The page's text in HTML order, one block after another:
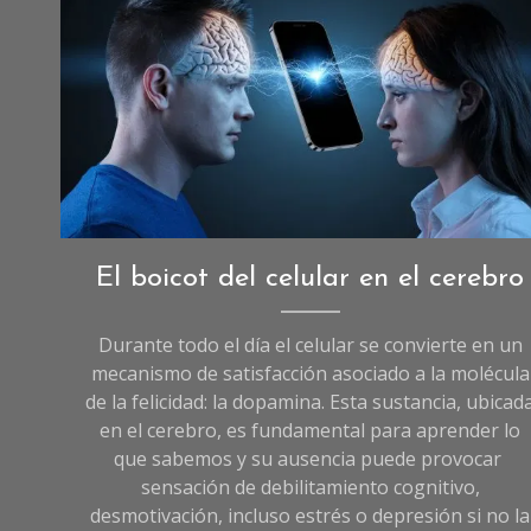
Imagen creada con I.A
Opinión
El boicot del celular en el cerebro
Durante todo el día el celular se convierte en un
mecanismo de satisfacción asociado a la molécula
de la felicidad: la dopamina. Esta sustancia,
en el cerebro, es fundamental para aprender lo
que sabemos y su ausencia puede provocar
sensación de debilitamiento cognitivo,
desmotivación, incluso estrés o depresión si no la